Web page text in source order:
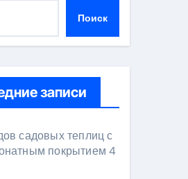
Поиск
записи
садовых теплиц с
покрытием 4